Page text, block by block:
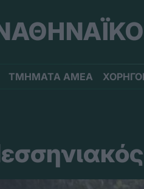
ΤΜΗΜΑΤΑ ΑΜΕΑ ΧΟΡΗΓΟΙ